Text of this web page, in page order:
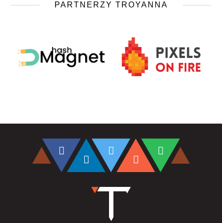
PARTNERZY TROYANNA